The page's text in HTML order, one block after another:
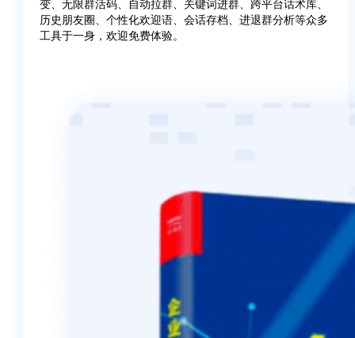
变、无限群活码、自动拉群、关键词进群、跨平台话术库、
历史朋友圈、个性化欢迎语、会话存档、进退群分析等众多
工具于一身，欢迎免费体验。